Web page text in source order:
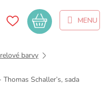
Nákupní
košík
barvy
Schaller’s, sada